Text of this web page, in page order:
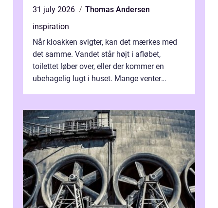
31 july 2026
Thomas Andersen
inspiration
Når kloakken svigter, kan det mærkes med
det samme. Vandet står højt i afløbet,
toilettet løber over, eller der kommer en
ubehagelig lugt i huset. Mange venter